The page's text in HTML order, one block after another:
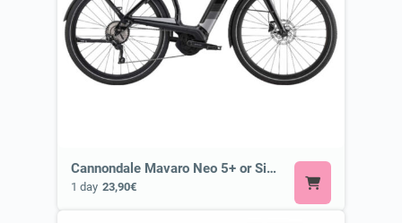
Cannondale Mavaro Neo 5+ or Similar
1 day 23,90€